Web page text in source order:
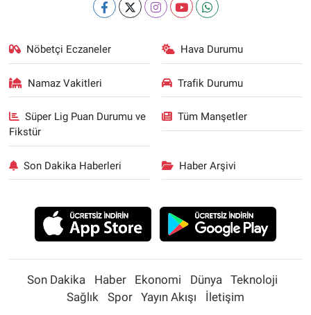
Nöbetçi Eczaneler Hava Durumu
Namaz Vakitleri Trafik Durumu
Süper Lig Puan Durumu ve
Fikstür
Tüm Manşetler
Son Dakika Haberleri Haber Arşivi
Son Dakika Haber Ekonomi Dünya
Teknoloji
Sağlık
Spor Yayın Akışı İletişim